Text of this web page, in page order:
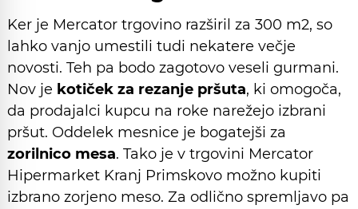
Ker je Mercator trgovino razširil za 300 m2, so
lahko vanjo umestili tudi nekatere večje
novosti. Teh pa bodo zagotovo veseli gurmani.
Nov je kotiček za rezanje pršuta, ki omogoča,
da prodajalci kupcu na roke narežejo izbrani
pršut. Oddelek mesnice je bogatejši za
zorilnico mesa. Tako je v trgovini Mercator
Hipermarket Kranj Primskovo možno kupiti
izbrano zorjeno meso. Za odlično spremljavo pa